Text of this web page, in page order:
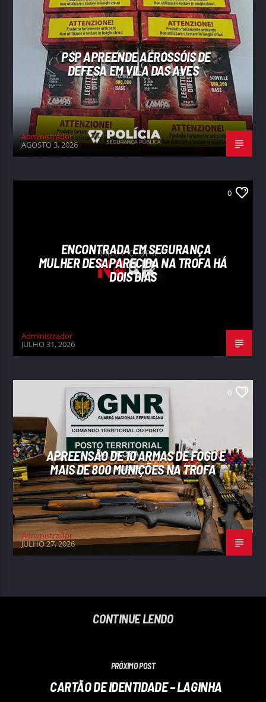
PSP APREENDE AEROSSÓIS DE
DEFESA EM VILA DAS AVES
Administrador
AGOSTO 3, 2026
0
ENCONTRADA EM SEGURANÇA
MULHER DESAPARECIDA NA TROFA HÁ
DOIS DIAS
Administrador
JULHO 31, 2026
0
APREENSÃO DE 10 ARMAS DE FOGO E
MAIS DE 800 MUNIÇÕES NA TROFA
Administrador
JULHO 27, 2026
CONTINUE LENDO
PRÓXIMO POST
CARTÃO DE IDENTIDADE – LAGINHA